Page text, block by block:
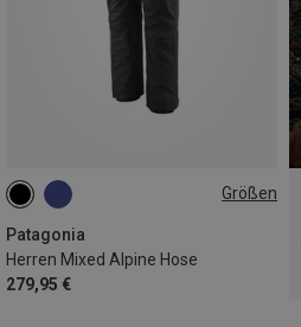
Größen
Patagonia
Herren Mixed Alpine Hose
279,95 €
S M